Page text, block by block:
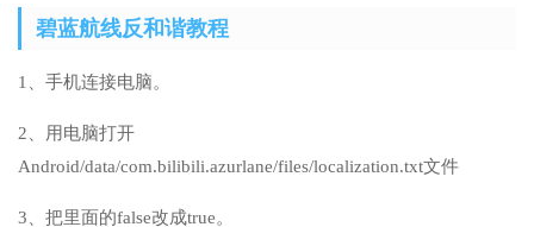
碧蓝航线反和谐教程
1、手机连接电脑。
2、用电脑打开
Android/data/com.bilibili.azurlane/files/localization.txt文件
3、把里面的false改成true。